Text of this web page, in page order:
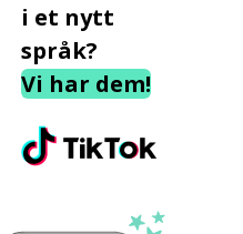
i et nytt
språk?
Vi har dem!